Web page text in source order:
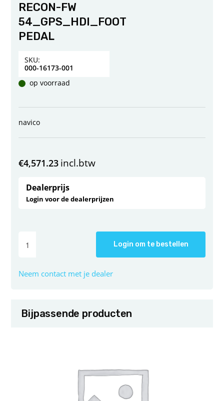
RECON-FW
54_GPS_HDI_FOOT
PEDAL
SKU:
000-16173-001
op voorraad
navico
€4,571.23 incl.btw
Dealerprijs
Login voor de dealerprijzen
Login om te bestellen
Neem contact met je dealer
Bijpassende producten